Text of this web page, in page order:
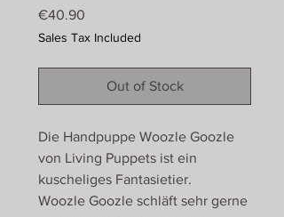
€40.90
Sales Tax Included
Out of Stock
Die Handpuppe Woozle Goozle
von Living Puppets ist ein
kuscheliges Fantasietier.
Woozle Goozle schläft sehr gerne